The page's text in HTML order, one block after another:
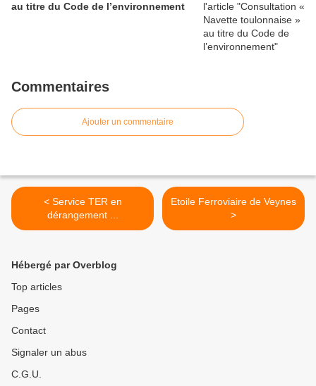
au titre du Code de l’environnement
Commentaires
Ajouter un commentaire
< Service TER en
dérangement ...
Etoile Ferroviaire de Veynes
>
Hébergé par Overblog
Top articles
Pages
Contact
Signaler un abus
C.G.U.